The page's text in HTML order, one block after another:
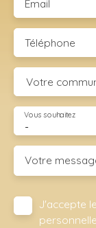
Email
Téléphone
Votre
-
Vous souhaitez
Votre
J'accepte